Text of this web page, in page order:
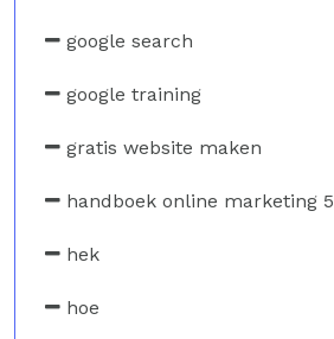
google search
google training
gratis website maken
handboek online marketing 5
hek
hoe